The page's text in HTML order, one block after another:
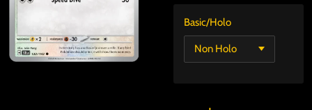
Basic/Holo